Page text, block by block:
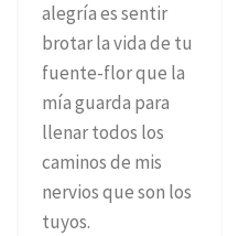
alegría es sentir
brotar la vida de tu
fuente-flor que la
mía guarda para
llenar todos los
caminos de mis
nervios que son los
tuyos.